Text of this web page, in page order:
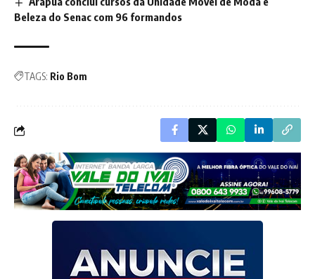
Beleza do Senac com 96 formandos
TAGS: Rio Bom